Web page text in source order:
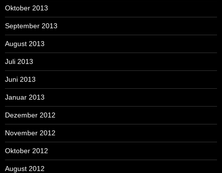
Oktober 2013
September 2013
August 2013
Juli 2013
Juni 2013
Januar 2013
Dezember 2012
November 2012
Oktober 2012
August 2012